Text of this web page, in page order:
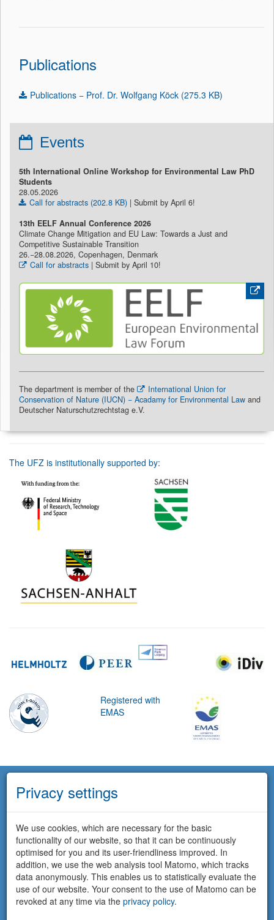
Publications
Publications − Prof. Dr. Wolfgang Köck (275.3 KB)
Events
5th International Online Workshop for Environmental Law PhD
Students
28.05.2026
Call for abstracts (202.8 KB) | Submit by April 6!
13th EELF Annual Conference 2026
Climate Change Mitigation and EU Law: Towards a Just and
Competitive Sustainable Transition
26.−28.08.2026, Copenhagen, Denmark
Call for abstracts | Submit by April 10!
The department is member of the
International Union for
Conservation of Nature (IUCN) − Acadamy for Environmental Law and
Deutscher Naturschutzrechtstag e.V.
The UFZ is institutionally supported by:
Registered with
EMAS
Privacy settings
We use cookies, which are necessary for the basic
functionality of our website, so that it can be continuously
optimised for you and its user-friendliness improved. In
addition, we use the web analysis tool Matomo, which tracks
data anonymously. This enables us to statistically evaluate the
use of our website. Your consent to the use of Matomo can be
revoked at any time via the privacy policy.